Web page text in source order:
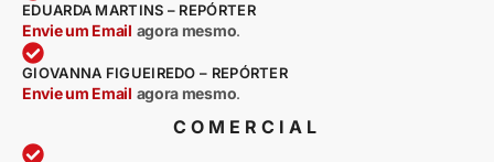
EDUARDA MARTINS – REPÓRTER
Envie um Email agora mesmo.
GIOVANNA FIGUEIREDO – REPÓRTER
Envie um Email agora mesmo.
COMERCIAL